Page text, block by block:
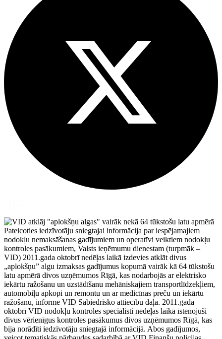
Pateicoties iedzīvotāju sniegtajai informācija par iespējamajiem
nodokļu nemaksāšanas gadījumiem un operatīvi veiktiem nodokļu
kontroles pasākumiem, Valsts ieņēmumu dienestam (turpmāk –
VID) 2011.gada oktobrī nedēļas laikā izdevies atklāt divus
„aplokšņu” algu izmaksas gadījumus kopumā vairāk kā 64 tūkstošu
latu apmērā divos uzņēmumos Rīgā, kas nodarbojās ar elektrisko
iekārtu ražošanu un uzstādīšanu mehāniskajiem transportlīdzekļiem,
automobiļu apkopi un remontu un ar medicīnas preču un iekārtu
ražošanu, informē VID Sabiedrisko attiecību daļa. 2011.gada
oktobrī VID nodokļu kontroles speciālisti nedēļas laikā īstenojuši
divus vērienīgus kontroles pasākumus divos uzņēmumos Rīgā, kas
bija norādīti iedzīvotāju sniegtajā informācijā. Abos gadījumos,